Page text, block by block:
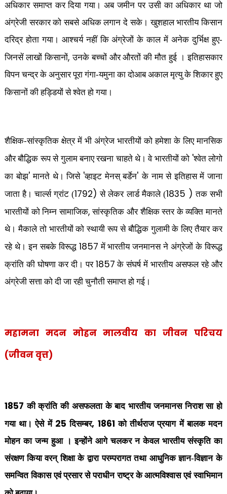
अधिकार समाप्त कर दिया गया। अब जमीन पर उसी का अधिकार था जो
अंग्रेजी सरकार को सबसे अधिक लगान दे सके। खुशहाल भारतीय किसान
दरिद्र होता गया। आश्चर्य नहीं कि अंग्रेजों के काल में अनेक दुर्भिक्ष हुए-
जिनसें लाखों किसानों,उनके बच्चों और औरतों की मौत हुई । इतिहासकार
विपन चन्द्र के अनुसार पूरा गंगा-यमुना का दोआब अकाल मृत्यु के शिकार हुए
किसानों की हड्डियों से श्वेत हो गया।
शैक्षिक-सांस्कृतिक क्षेत्र में भी अंग्रेज भारतीयों को हमेशा के लिए मानसिक
और बौद्धिक रूप से गुलाम बनाए रखना चाहते थे। वे भारतीयों को 'श्वेत लोगो
का बोझ'मानते थे। जिसे 'व्हाइट मेनस् बर्डेन'के नाम से इतिहास में जाना
जाता है। चार्ल्स ग्रांट (1792)से लेकर लार्ड मैकाले (1835 )तक सभी
भारतीयों को निम्न सामाजिक,सांस्कृतिक और शैक्षिक स्तर के व्यक्ति मानते
थे। मैकाले तो भारतीयों को स्थायी रूप से बौद्धिक गुलामी के लिए तैयार कर
रहे थे।इन सबके विरूद्ध 1857 में भारतीय जनमानस ने अंग्रेजों के विरूद्ध
क्रांति की घोषणा कर दी। पर 1857 के संघर्ष में भारतीय असफल रहे और
अंग्रेजी सत्ता को दी जा रही चुनौती समाप्त हो गई।
महामना मदन मोहन मालवीय का जीवन परिचय
(जीवन वृत्त)
1857 की क्रांति की असफलता के बाद भारतीय जनमानस निराश सा हो
गया था। ऐसे में 25 दिसम्बर, 1861 को तीर्थराज प्रयाग में बालक मदन
मोहन का जन्म हुआ । इन्होंने आगे चलकर न केवल भारतीय संस्कृति का
संरक्षण किया वरन् शिक्षा के द्वारा परम्परागत तथा आधुनिक ज्ञान-विज्ञान के
समन्वित विकास एवं प्रसार से पराधीन राष्ट्र के आत्मविश्वास एवं स्वाभिमान